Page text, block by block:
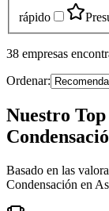
rápido
38 empresas
Ordenar:
Nuestro
Basado en las
Condensación en